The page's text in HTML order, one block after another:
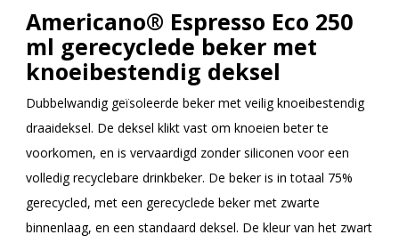
Americano® Espresso Eco 250
ml gerecyclede beker met
knoeibestendig deksel
Dubbelwandig geïsoleerde beker met veilig knoeibestendig
draaideksel. De deksel klikt vast om knoeien beter te
voorkomen, en is vervaardigd zonder siliconen voor een
volledig recyclebare drinkbeker. De beker is in totaal 75%
gerecycled, met een gerecyclede beker met zwarte
binnenlaag, en een standaard deksel. De kleur van het zwart